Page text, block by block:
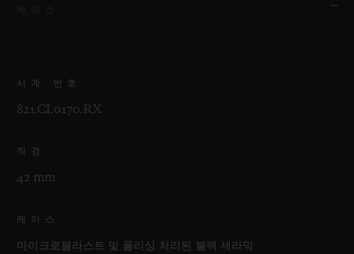
시계 번호
821.CI.0170.RX
직경
42 mm
케이스
마이크로블라스트 및 폴리싱 처리된 블랙 세라믹